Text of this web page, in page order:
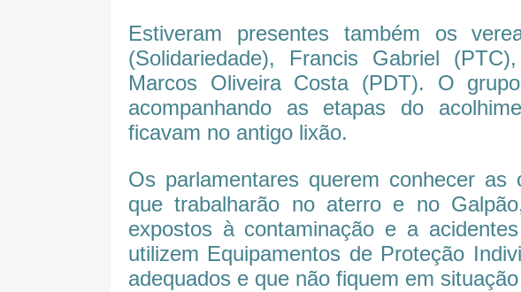
Estiveram presentes também os
(Solidariedade), Francis Gabriel
Marcos Oliveira Costa (PDT). O
acompanhando as etapas do
ficavam no antigo lixão.
Os parlamentares querem conhecer as
que trabalharão no aterro e no
expostos à contaminação e a
utilizem Equipamentos de Proteção
adequados e que não fiquem em